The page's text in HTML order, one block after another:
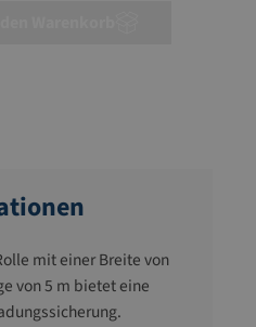
den gewünschten Wert
mit einer Breite von
von 5 m bietet eine